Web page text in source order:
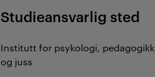
Studieansvarlig sted
Institutt for psykologi, pedagogikk
og juss